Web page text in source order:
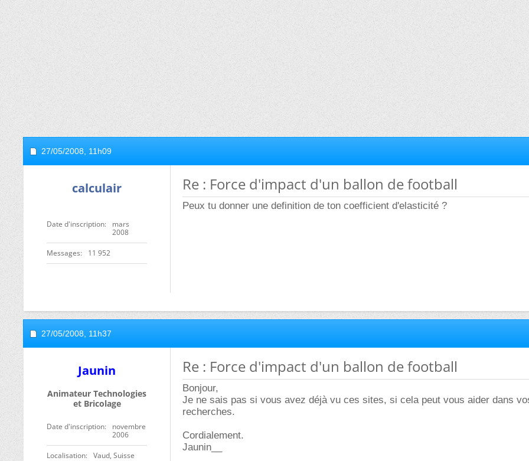
27/05/2008, 11h09
calculair
Date d'inscription
mars
2008
Messages 11 952
Re : Force d'impact d'un ballon de football
Peux tu donner une definition de ton coefficient d'elasticité ?
27/05/2008, 11h37
Jaunin
Animateur Technologies
et Bricolage
Date d'inscription
novembre
2006
Localisation Vaud, Suisse
Re : Force d'impact d'un ballon de football
Bonjour,
Je ne sais pas si vous avez déjà vu ces sites, si cela peut vous aider dans
recherches.
Cordialement.
Jaunin__